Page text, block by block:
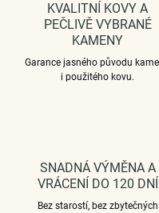
KVALITNÍ KOVY A
PEČLIVĚ VYBRANÉ
KAMENY
Garance jasného původu
i použitého kovu.
SNADNÁ VÝMĚNA A
VRÁCENÍ DO 120 DNÍ
Bez starostí, bez zbytečných